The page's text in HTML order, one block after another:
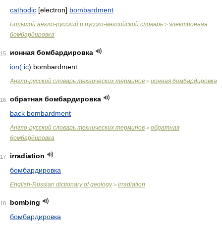
cathodic [electron] bombardment
Большой англо-русский и русско-английский словарь > электронная
бомбардировка
15
ионная бомбардировка
ion( ic) bombardment
Англо-русский словарь технических терминов > ионная бомбардировка
16
обратная бомбардировка
back bombardment
Англо-русский словарь технических терминов > обратная
бомбардировка
17
irradiation
бомбардировка
English-Russian dictionary of geology> irradiation
18
bombing
бомбардировка